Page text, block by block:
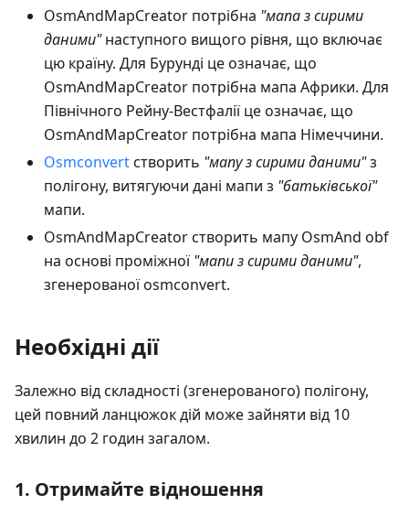
OsmAndMapCreator потрібна "мапа з сирими
даними"наступного вищого рівня, що включає
цю країну. Для Бурунді це означає, що
OsmAndMapCreator потрібна мапа Африки. Для
Північного Рейну-Вестфалії це означає, що
OsmAndMapCreator потрібна мапа Німеччини.
Osmconvertстворить "мапу з сирими даними"з
полігону, витягуючи дані мапи з "батьківської"
мапи.
OsmAndMapCreator створить мапу OsmAnd obf
на основі проміжної"мапи з сирими даними",
згенерованої osmconvert.
Необхідні дії
Залежно від складності (згенерованого) полігону,
цей повний ланцюжок дій може зайняти від 10
хвилин до 2 годин загалом.
1. Отримайте відношення